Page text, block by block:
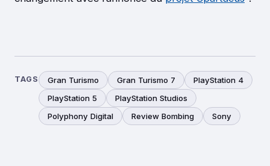
TAGS Gran Turismo Gran Turismo 7
PlayStation 4
PlayStation 5
PlayStation Studios
Polyphony Digital
Review Bombing Sony